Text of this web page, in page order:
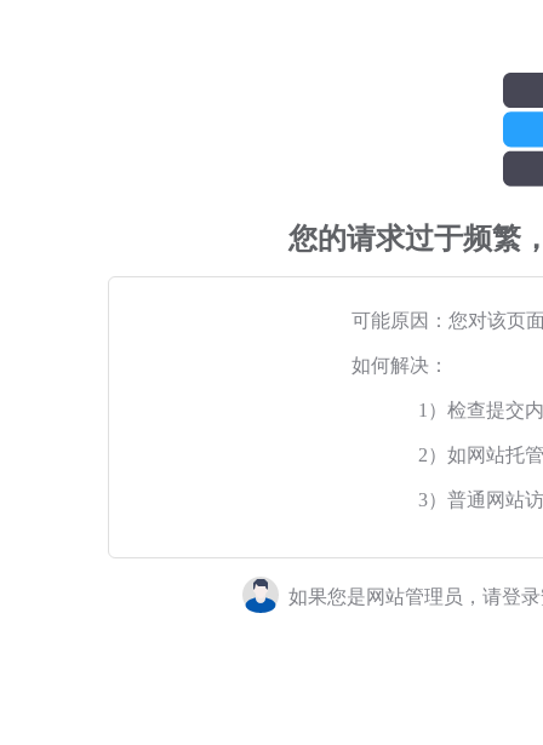
您的请求过于频繁
可能原因：您对该页
如何解决：
1）检查提交
2）如网站托
3）普通网站
如果您是网站管理员，请登